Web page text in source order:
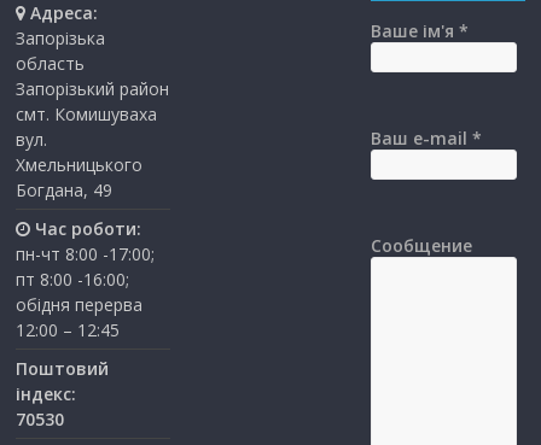
Адреса:
Запорізька
область
Запорізький район
смт. Комишуваха
вул.
Хмельницького
Богдана, 49
Час роботи:
пн-чт 8:00 -17:00;
пт 8:00 -16:00;
обідня перерва
12:00 – 12:45
Поштовий
індекс:
70530
Ваше ім'я *
Ваш e-mail *
Сообщение